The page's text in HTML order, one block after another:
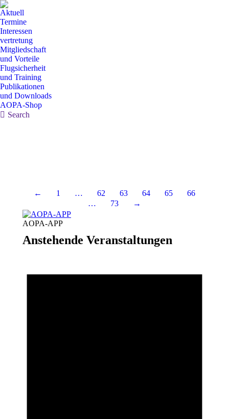
Aktuell
Termine
Interessen
vertretung
Mitgliedschaft
und Vorteile
Flugsicherheit
und Training
Publikationen
und Downloads
AOPA-Shop
Search:
Search
← 1 … 62 63 64 65
66
…
73 →
AOPA-APP
Anstehende Veranstaltungen